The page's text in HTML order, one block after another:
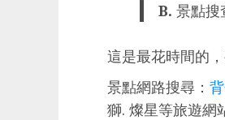
B. 景點搜
這是最花時間的
景點網路搜尋：
獅. 燦星等旅遊網